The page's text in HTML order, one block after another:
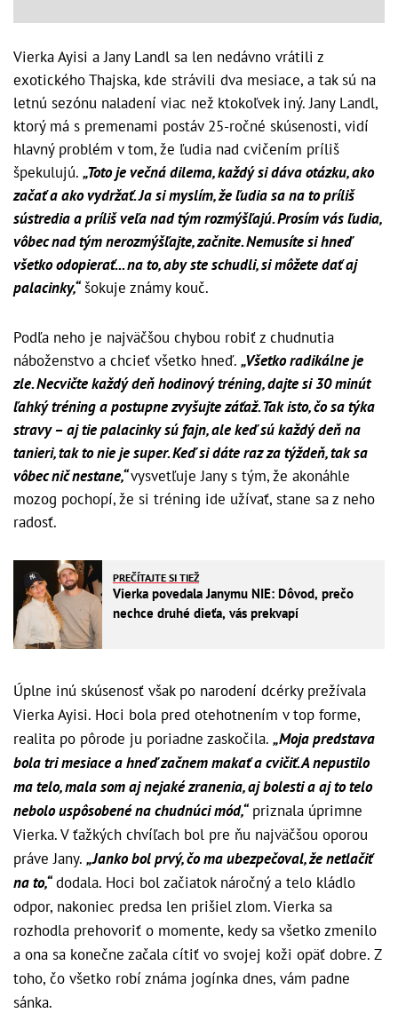
Vierka Ayisi a Jany Landl sa len nedávno vrátili z
exotického Thajska, kde strávili dva mesiace, a tak sú na
letnú sezónu naladení viac než ktokoľvek iný. Jany Landl,
ktorý má s premenami postáv 25-ročné skúsenosti, vidí
hlavný problém v tom, že ľudia nad cvičením príliš
špekulujú. „Toto je večná dilema, každý si dáva otázku, ako
začať a ako vydržať. Ja si myslím, že ľudia sa na to príliš
sústredia a príliš veľa nad tým rozmýšľajú. Prosím vás ľudia,
vôbec nad tým nerozmýšľajte, začnite. Nemusíte si hneď
všetko odopierať... na to, aby ste schudli, si môžete dať aj
palacinky,“šokuje známy kouč.
Podľa neho je najväčšou chybou robiť z chudnutia
náboženstvo a chcieť všetko hneď. „Všetko radikálne je
zle. Necvičte každý deň hodinový tréning, dajte si 30 minút
ľahký tréning a postupne zvyšujte záťaž. Tak isto, čo sa týka
stravy – aj tie palacinky sú fajn, ale keď sú každý deň na
tanieri, tak to nie je super. Keď si dáte raz za týždeň, tak sa
vôbec nič nestane,“vysvetľuje Jany s tým, že akonáhle
mozog pochopí, že si tréning ide užívať, stane sa z neho
radosť.
PREČÍTAJTE SI TIEŽ
Vierka povedala Janymu NIE: Dôvod, prečo
nechce druhé dieťa, vás prekvapí
Úplne inú skúsenosť však po narodení dcérky prežívala
Vierka Ayisi. Hoci bola pred otehotnením v top forme,
realita po pôrode ju poriadne zaskočila. „Moja predstava
bola tri mesiace a hneď začnem makať a cvičiť. A nepustilo
ma telo, mala som aj nejaké zranenia, aj bolesti a aj to telo
nebolo uspôsobené na chudnúci mód,“priznala úprimne
Vierka. V ťažkých chvíľach bol pre ňu najväčšou oporou
práve Jany. „Janko bol prvý, čo ma ubezpečoval, že netlačiť
na to,“dodala. Hoci bol začiatok náročný a telo kládlo
odpor, nakoniec predsa len prišiel zlom. Vierka sa
rozhodla prehovoriť o momente, kedy sa všetko zmenilo
a ona sa konečne začala cítiť vo svojej koži opäť dobre. Z
toho, čo všetko robí známa jogínka dnes, vám padne
sánka.